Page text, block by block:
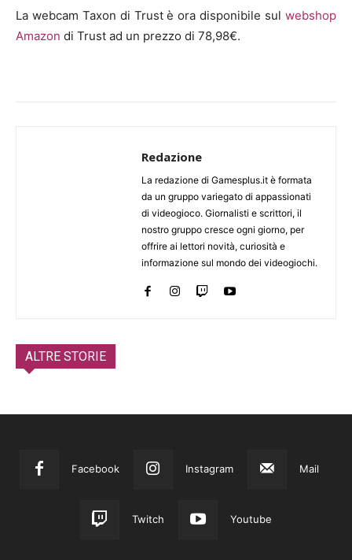
La webcam Taxon di Trust è ora disponibile sul webshop
Amazon di Trust ad un prezzo di 78,98€.
Redazione
La redazione di Gamesplus.it è formata
da un gruppo variegato di appassionati
di videogioco. Giornalisti e scrittori, il
nostro gruppo cresce ogni giorno, per
offrire ai lettori novità, curiosità e
informazione sul mondo dei videogiochi.
ALTRE STORIE
Facebook Instagram Mail
Twitch Youtube